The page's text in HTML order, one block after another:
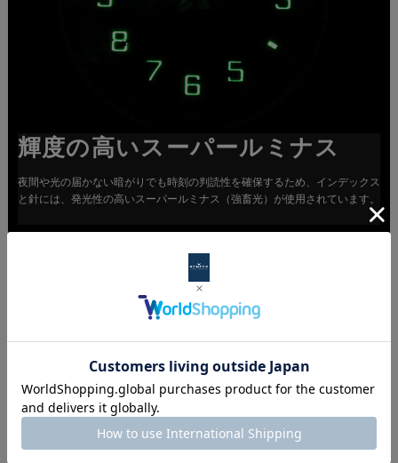
輝度の高いスーパールミナス
夜間や光の届かない暗がりでも時刻の判読性を確保するため、インデックス
と針には、発光性の高いスーパールミナス（強畜光）が使用されています。